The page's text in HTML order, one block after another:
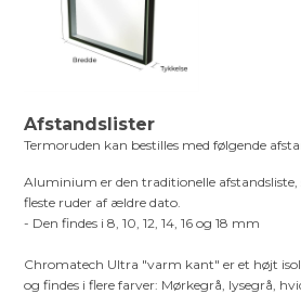
Afstandslister
Termoruden kan bestilles med følgende
Aluminium er den traditionelle
fleste ruder af ældre dato.
- Den findes i 8, 10, 12, 14, 16 og 18 mm
Chromatech Ultra "varm kant" er et højt
og findes i flere farver: Mørkegrå, lysegrå,